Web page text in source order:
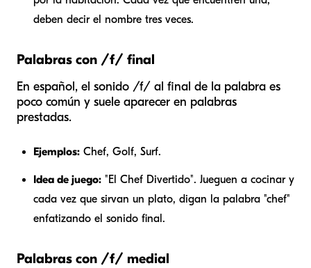
deben decir el nombre tres veces.
Palabras con /f/ final
En español, el sonido /f/ al final de la palabra es
poco común y suele aparecer en palabras
prestadas.
Ejemplos: Chef, Golf, Surf.
Idea de juego: "El Chef Divertido". Jueguen a cocinar y
cada vez que sirvan un plato, digan la palabra "chef"
enfatizando el sonido final.
Palabras con /f/ medial